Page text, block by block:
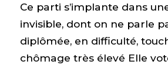
Ce parti s’implante dans
invisible, dont on ne parle
diplômée, en difficulté,
chômage très élevé Elle